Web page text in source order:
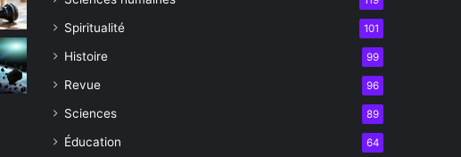
Spiritualité 101
Histoire 99
Revue 96
Sciences 89
Éducation 64